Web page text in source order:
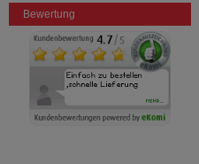
Bewertung